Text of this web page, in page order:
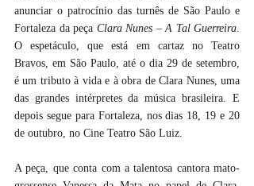
anunciar o patrocínio das turnês de São Paulo e
Fortaleza da peça Clara Nunes – A Tal Guerreira.
O espetáculo, que está em cartaz no Teatro
Bravos, em São Paulo, até o dia 29 de setembro,
é um tributo à vida e à obra de Clara Nunes, uma
das grandes intérpretes da música brasileira. E
depois segue para Fortaleza, nos dias 18, 19 e 20
de outubro, no Cine Teatro São Luiz.
A peça, que conta com a talentosa cantora mato-